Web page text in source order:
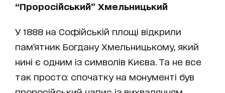
“Проросійський” Хмельницький
У 1888 на Софійській площі відкрили
пам’ятник Богдану Хмельницькому, який
нині є одним із символів Києва. Та не все
так просто: спочатку на монументі був